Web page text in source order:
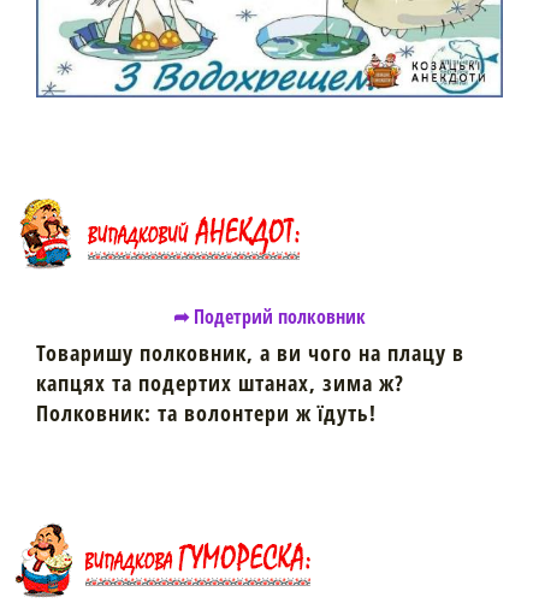
➦ Подетрий полковник
Товаришу полковник, а ви чого на плацу в
капцях та подертих штанах, зима ж?
Полковник: та волонтери ж їдуть!